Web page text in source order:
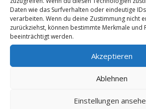
Daten wie das Surfverhalten oder eindeutige
verarbeiten. Wenn du deine Zustimmung nicht
zurückziehst, können bestimmte Merkmale und
beeinträchtigt werden.
Akzeptieren
Ablehnen
Einstellungen
Deine E-Mail-Adresse wird nicht
Erforderliche Felder sind mit*